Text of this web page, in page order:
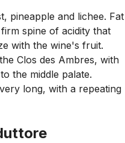
pineapple and lichee. Fat
spine of acidity that
with the wine's fruit.
Clos des Ambres, with
the middle palate.
long, with a repeating